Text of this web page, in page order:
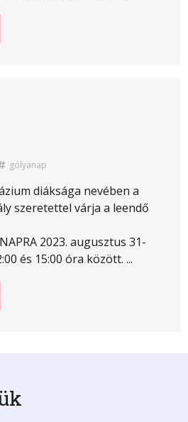
gólyanap
diáksága nevében a
szeretettel várja a leendő
2023. augusztus 31-
és 15:00 óra között. ...